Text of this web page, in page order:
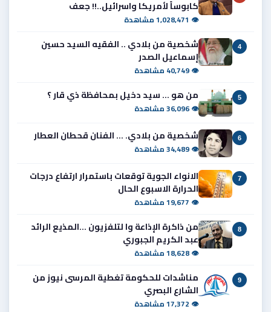
كابوساً لأمريكا واسرائيل..!! جعف
👁 1,028,471 مشاهدة
4
شخصية من بلادي .. الفقيه السيد حسين
إسماعيل الصدر
👁 40,749 مشاهدة
5 من هو ... سيد دخيل بمحافظة ذي قار ؟
👁 36,096 مشاهدة
6 شخصية من بلادي. ... الفنان قحطان العطار
👁 34,489 مشاهدة
7
الانواء الجوية توقعات باستمرار ارتفاع درجات
الحرارة الاسبوع الحال
👁 19,677 مشاهدة
8
من ذاكرة الإذاعة وا لتلفزيون ...المذيع الرائد
عبد الكريم الجبوري
👁 18,628 مشاهدة
9
مناشدات للحكومة تغطية المرسى نيوز من
الشارع البصري
👁 17,372 مشاهدة